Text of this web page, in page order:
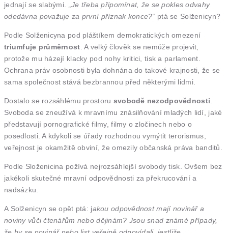
jednají se slabými.
„Je třeba připomínat, že se pokles odvahy
odedávna považuje za první příznak konce?“ ptá se Solženicyn?
Podle Solženicyna pod pláštíkem demokratických omezení
triumfuje průměrnost . A velký člověk se nemůže projevit,
protože mu házejí klacky pod nohy kritici, tisk a parlament.
Ochrana práv osobnosti byla dohnána do takové krajnosti, že se
sama společnost stává bezbrannou před některými lidmi.
Dostalo se rozsáhlému prostoru svobodě nezodpovědnosti
Svoboda se zneužívá k mravnímu znásilňování mladých lidí, jaké
představují pornografické filmy, filmy o zločinech nebo o
posedlosti. A kdykoli se úřady rozhodnou vymýtit terorismus,
veřejnost je okamžitě obviní, že omezily občanská práva banditů.
Podle Složenicina požívá nejrozsáhlejší svobody tisk. Ovšem bez
jakékoli skutečné mravní odpovědnosti za překrucování a
nadsázku.
A Solženicyn se opět ptá: jakou odpovědnost mají novinář a
noviny vůči čtenářům nebo dějinám? Jsou snad známé případy,